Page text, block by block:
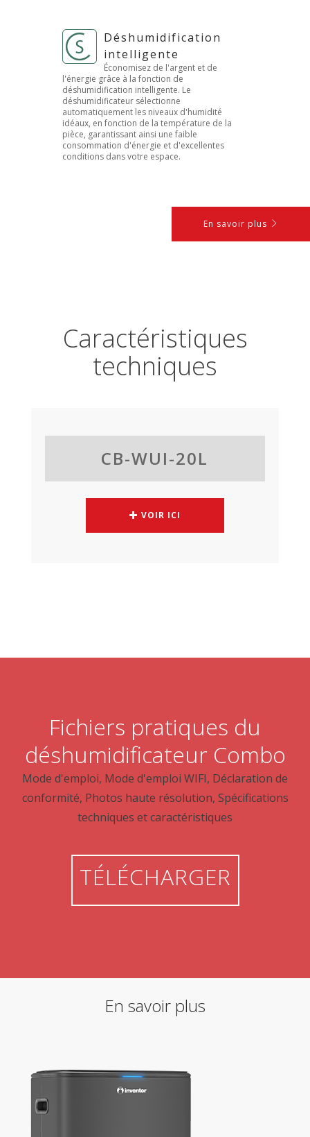
Déshumidification
intelligente
Économisez de l'argent et de
l'énergie grâce à la fonction de
déshumidification intelligente. Le
déshumidificateur sélectionne
automatiquement les niveaux d'humidité
idéaux, en fonction de la température de la
pièce, garantissant ainsi une faible
consommation d'énergie et d'excellentes
conditions dans votre espace.
En savoir plus
Caractéristiques
techniques
CB-WUI-20L
VOIR ICI
Fichiers pratiques du
déshumidificateur Combo
Mode d'emploi, Mode d'emploi WIFI, Déclaration de
conformité, Photos haute résolution, Spécifications
techniques et caractéristiques
TÉLÉCHARGER
En savoir plus